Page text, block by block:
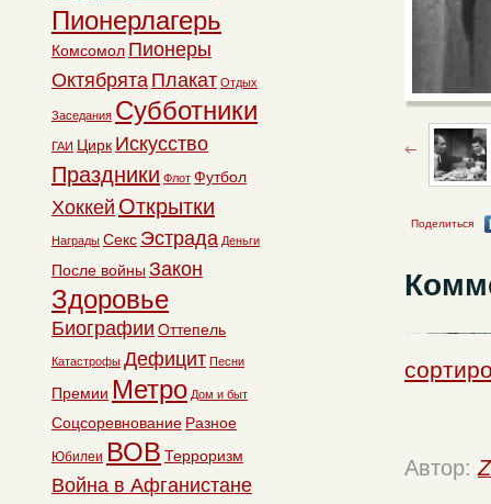
Поделиться
Автор:
Пионерлагерь
Комсомол Пионеры
Октябрята Плакат Отдых
Заседания Субботники
ГАИ Цирк Искусство
Праздники Флот Футбол
Хоккей Открытки
Награды Секс Эстрада Деньги
После войны Закон
Здоровье
Биографии Оттепель
Катастрофы Дефицит Песни
Премии Метро Дом и быт
Соцсоревнование Разное
Юбилеи ВОВ Терроризм
Война в Афганистане